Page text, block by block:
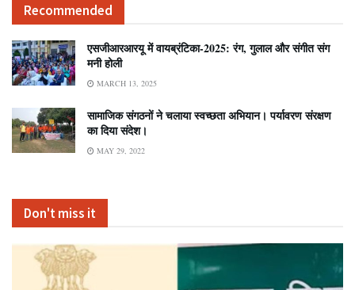
Recommended
एसजीआरआरयू में वायब्रंटिका-2025: रंग, गुलाल और संगीत संग
मनी होली
MARCH 13, 2025
सामाजिक संगठनों ने चलाया स्वच्छता अभियान। पर्यावरण संरक्षण
का दिया संदेश।
MAY 29, 2022
Don't miss it